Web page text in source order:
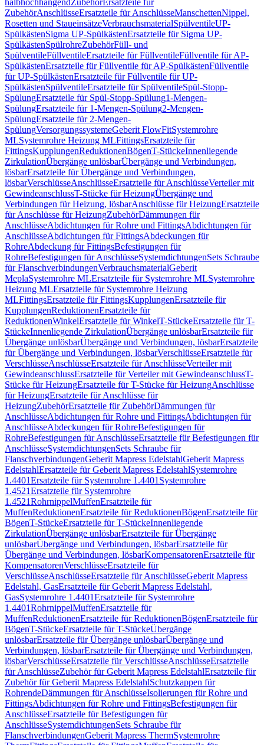
halbhochhängendZubehörErsatzteile für
ZubehörAnschlüsseErsatzteile für AnschlüsseManschettenNippel,
Rosetten und StaueinsätzeVerbrauchsmaterialSpülventileUP-
SpülkästenSigma UP-SpülkästenErsatzteile für Sigma UP-
SpülkästenSpülrohreZubehörFüll- und
SpülventileFüllventileErsatzteile für FüllventileFüllventile für AP-
SpülkästenErsatzteile für Füllventile für AP-SpülkästenFüllventile
für UP-SpülkästenErsatzteile für Füllventile für UP-
SpülkästenSpülventileErsatzteile für SpülventileSpül-Stopp-
SpülungErsatzteile für Spül-Stopp-Spülung1-Mengen-
SpülungErsatzteile für 1-Mengen-Spülung2-Mengen-
SpülungErsatzteile für 2-Mengen-
SpülungVersorgungssystemeGeberit FlowFitSystemrohre
MLSystemrohre Heizung MLFittingsErsatzteile für
FittingsKupplungenReduktionenBögenT-StückeInnenliegende
ZirkulationÜbergänge unlösbarÜbergänge und Verbindungen,
lösbarErsatzteile für Übergänge und Verbindungen,
lösbarVerschlüsseAnschlüsseErsatzteile für AnschlüsseVerteiler mit
GewindeanschlussT-Stücke für HeizungÜbergänge und
Verbindungen für Heizung, lösbarAnschlüsse für HeizungErsatzteile
für Anschlüsse für HeizungZubehörDämmungen für
AnschlüsseAbdichtungen für Rohre und FittingsAbdichtungen für
AnschlüsseAbdichtungen für FittingsAbdeckungen für
RohreAbdeckung für FittingsBefestigungen für
RohreBefestigungen für AnschlüsseSystemdichtungenSets Schraube
für FlanschverbindungenVerbrauchsmaterialGeberit
MeplaSystemrohre MLErsatzteile für Systemrohre MLSystemrohre
Heizung MLErsatzteile für Systemrohre Heizung
MLFittingsErsatzteile für FittingsKupplungenErsatzteile für
KupplungenReduktionenErsatzteile für
ReduktionenWinkelErsatzteile für WinkelT-StückeErsatzteile für T-
StückeInnenliegende ZirkulationÜbergänge unlösbarErsatzteile für
Übergänge unlösbarÜbergänge und Verbindungen, lösbarErsatzteile
für Übergänge und Verbindungen, lösbarVerschlüsseErsatzteile für
VerschlüsseAnschlüsseErsatzteile für AnschlüsseVerteiler mit
GewindeanschlussErsatzteile für Verteiler mit GewindeanschlussT-
Stücke für HeizungErsatzteile für T-Stücke für HeizungAnschlüsse
für HeizungErsatzteile für Anschlüsse für
HeizungZubehörErsatzteile für ZubehörDämmungen für
AnschlüsseAbdichtungen für Rohre und FittingsAbdichtungen für
AnschlüsseAbdeckungen für RohreBefestigungen für
RohreBefestigungen für AnschlüsseErsatzteile für Befestigungen für
AnschlüsseSystemdichtungenSets Schraube für
FlanschverbindungenGeberit Mapress EdelstahlGeberit Mapress
EdelstahlErsatzteile für Geberit Mapress EdelstahlSystemrohre
1.4401Ersatzteile für Systemrohre 1.4401 Systemrohre
1.4521Ersatzteile für Systemrohre
1.4521RohrnippelMuffenErsatzteile für
MuffenReduktionenErsatzteile für ReduktionenBögenErsatzteile für
BögenT-StückeErsatzteile für T-StückeInnenliegende
ZirkulationÜbergänge unlösbarErsatzteile für Übergänge
unlösbarÜbergänge und Verbindungen, lösbarErsatzteile für
Übergänge und Verbindungen, lösbarKompensatorenErsatzteile für
KompensatorenVerschlüsseErsatzteile für
VerschlüsseAnschlüsseErsatzteile für AnschlüsseGeberit Mapress
Edelstahl, GasErsatzteile für Geberit Mapress Edelstahl,
GasSystemrohre 1.4401Ersatzteile für Systemrohre
1.4401RohrnippelMuffenErsatzteile für
MuffenReduktionenErsatzteile für ReduktionenBögenErsatzteile für
BögenT-StückeErsatzteile für T-StückeÜbergänge
unlösbarErsatzteile für Übergänge unlösbarÜbergänge und
Verbindungen, lösbarErsatzteile für Übergänge und Verbindungen,
lösbarVerschlüsseErsatzteile für VerschlüsseAnschlüsseErsatzteile
für AnschlüsseZubehör für Geberit Mapress EdelstahlErsatzteile für
Zubehör für Geberit Mapress EdelstahlSchutzkappen für
RohrendeDämmungen für AnschlüsseIsolierungen für Rohre und
FittingsAbdichtungen für Rohre und FittingsBefestigungen für
AnschlüsseErsatzteile für Befestigungen für
AnschlüsseSystemdichtungenSets Schraube für
FlanschverbindungenGeberit Mapress ThermSystemrohre